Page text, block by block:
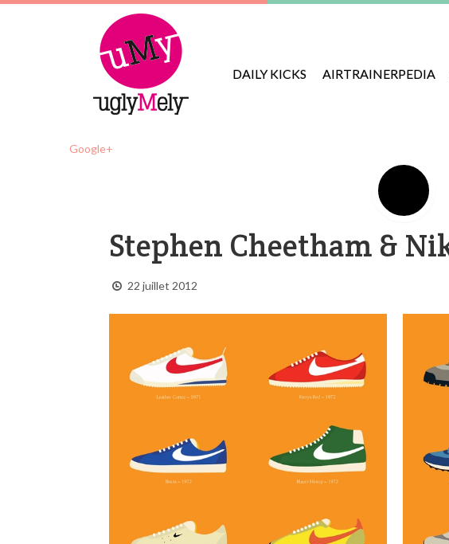
DAILY KICKS AIRTRAINERPEDIA
Google+
Stephen Cheetham &
22 juillet 2012